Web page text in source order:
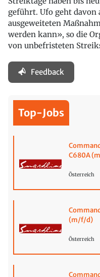
geführt. Ufo geht davon
ausgeweiteten
werden kann», so die
von unbefristeten
Feedback
Top-Jobs
C680A
Österreich
(m/f/d)
Österreich